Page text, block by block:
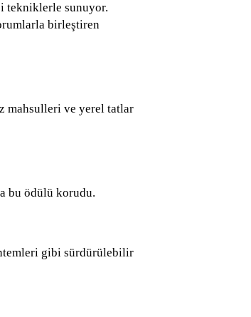
tekniklerle sunuyor.
birleştiren
mahsulleri ve yerel tatlar
bu ödülü korudu.
gibi sürdürülebilir